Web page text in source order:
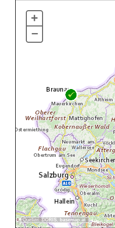
Quellen:DORIS, basemap.at
+
–